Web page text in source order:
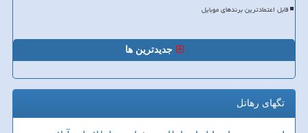
قابل اعتمادترین برندهای موبایل
جدیدترین ها
تگهای رهاتل